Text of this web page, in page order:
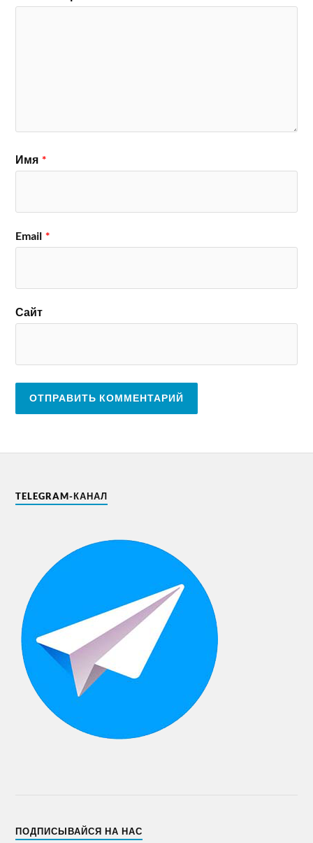
Имя *
Email *
Сайт
TELEGRAM-КАНАЛ
ПОДПИСЫВАЙСЯ НА НАС